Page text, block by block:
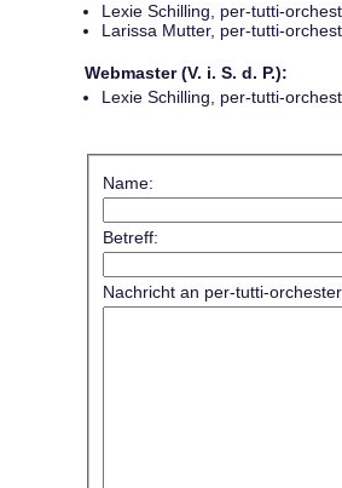
Lexie Schilling, per-tutti-
Larissa Mutter, per-tutti-
Webmaster (V. i. S. d. P.):
Lexie Schilling, per-tutti-
Name:
Betreff:
Nachricht an per-tutti-